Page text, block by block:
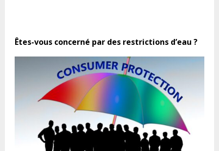
Êtes-vous concerné par des restrictions d’eau ?